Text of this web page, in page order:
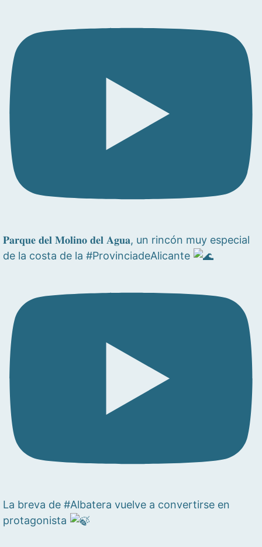
𝐏𝐚𝐫𝐪𝐮𝐞 𝐝𝐞𝐥 𝐌𝐨𝐥𝐢𝐧𝐨 𝐝𝐞𝐥 𝐀𝐠𝐮𝐚, un rincón muy especial
de la costa de la #ProvinciadeAlicante
La breva de #Albatera vuelve a convertirse en
protagonista